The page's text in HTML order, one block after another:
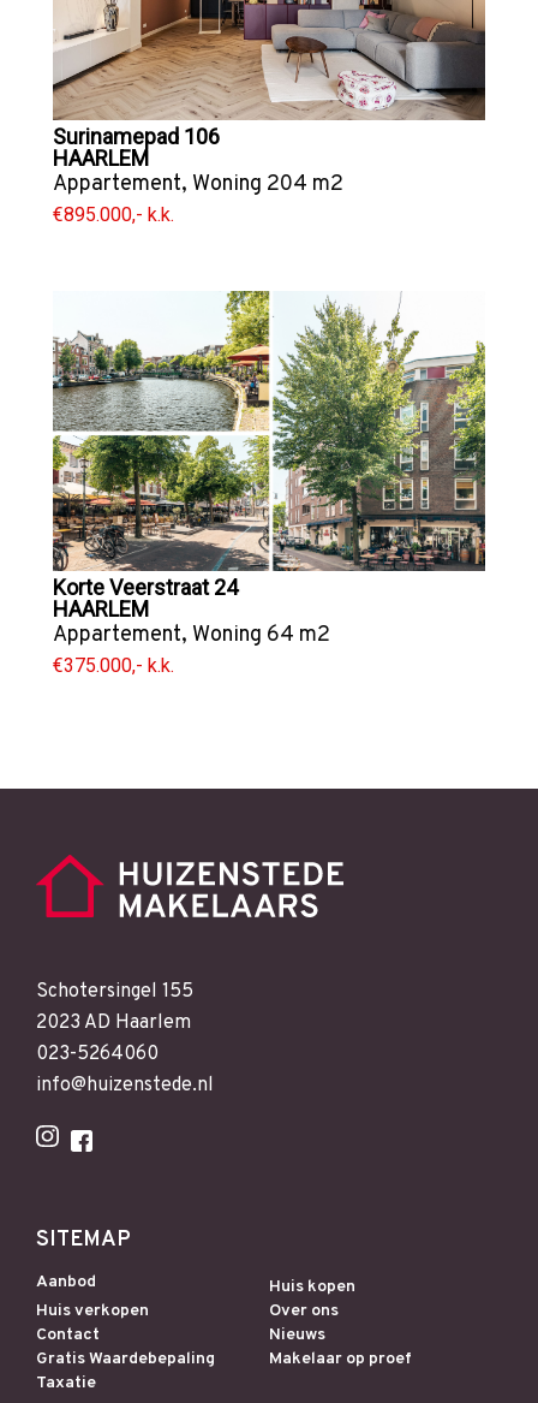
Surinamepad 106
HAARLEM
Appartement, Woning 204 m2
€895.000,- k.k.
Korte Veerstraat 24
HAARLEM
Appartement, Woning 64 m2
€375.000,- k.k.
Schotersingel 155
2023 AD Haarlem
023-5264060
info@huizenstede.nl
SITEMAP
Aanbod
Huis kopen
Huis verkopen
Over ons
Contact
Nieuws
Gratis Waardebepaling
Makelaar op proef
Taxatie